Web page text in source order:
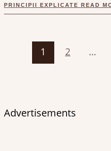
PRINCIPII EXPLICATE READ
1 2 …
Advertisements